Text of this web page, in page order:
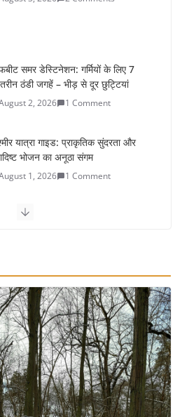
समर डेस्टिनेशन: गर्मियों के लिए 7
ठंडी जगहें – भीड़ से दूर छुट्टियां
2, 2026 1 Comment
यात्रा गाइड: प्राकृतिक सुंदरता और
भोजन का अनूठा संगम
1, 2026 1 Comment
घटाने के लिए 8 बेहतरीन वॉकिंग
तीर्थ स्थल, दर्शन स्थल और पहुंच मार्ग
के शौकीनों के लिए कश्मीर के 5 बेहतरीन
व्यंजन
6, 2026 1 Comment